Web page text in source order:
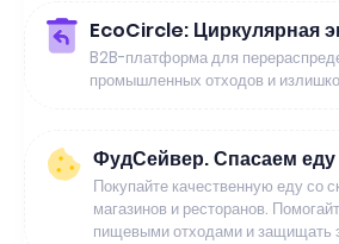
EcoCircle: Циркулярная
B2B-платформа для
промышленных отходов и
ФудСейвер. Спасаем еду
Покупайте качественную еду со
магазинов и ресторанов.
пищевыми отходами и защищать